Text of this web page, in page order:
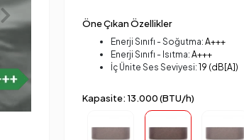
Öne Çıkan Özellikler
Enerji Sınıfı - Soğutma: A+++
Enerji Sınıfı - Isıtma: A+++
İç Ünite Ses Seviyesi: 19 (dB[A])
Kapasite: 13.000 (BTU/h)